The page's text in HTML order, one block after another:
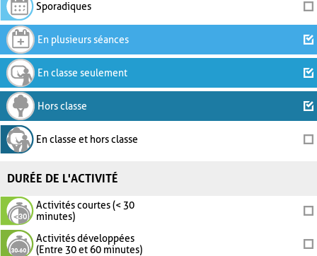
Sporadiques
En plusieurs séances
En classe seulement
Hors classe
En classe et hors classe
DURÉE DE L'ACTIVITÉ
Activités courtes (< 30
minutes)
Activités développées
(Entre 30 et 60 minutes)